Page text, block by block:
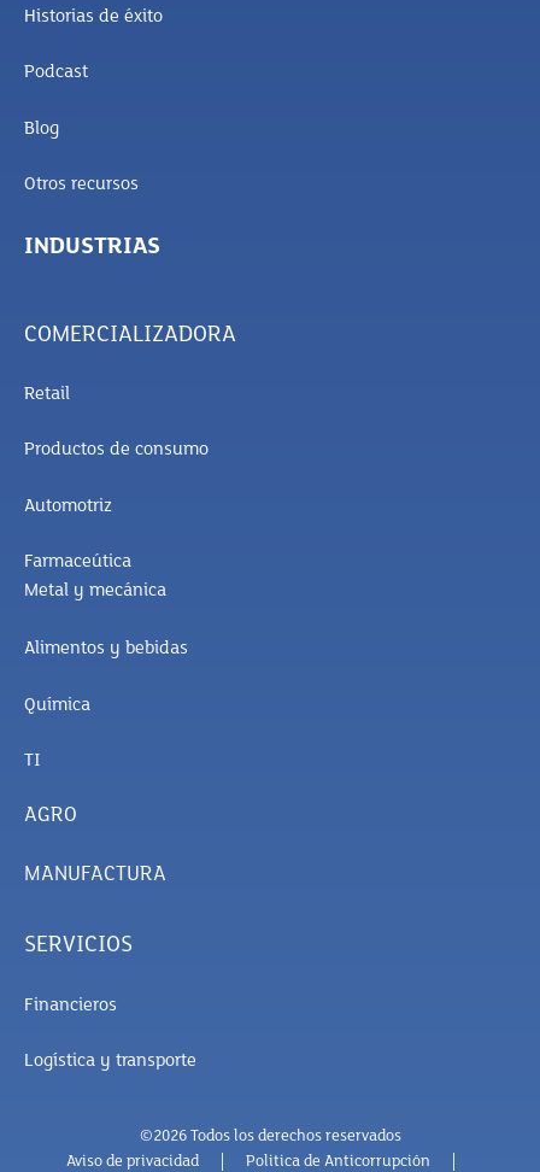
Historias de éxito
Podcast
Blog
Otros recursos
INDUSTRIAS
COMERCIALIZADORA
Retail
Productos de consumo
Automotriz
Farmaceútica
Metal y mecánica
Alimentos y bebidas
Química
TI
AGRO
MANUFACTURA
SERVICIOS
Financieros
Logística y transporte
©2026 Todos los derechos reservados
Aviso de privacidad
Politica de Anticorrupción